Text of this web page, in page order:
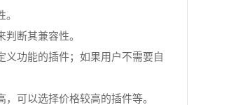
断其兼容性。
功能的插件；如果用户不需要自
可以选择价格较高的插件等。